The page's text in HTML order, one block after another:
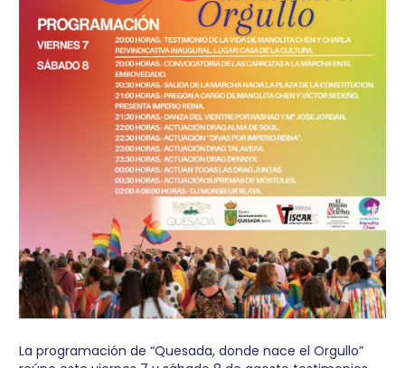
La programación de “Quesada, donde nace el Orgullo”